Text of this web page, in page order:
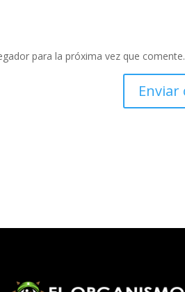
para la próxima vez que comente.